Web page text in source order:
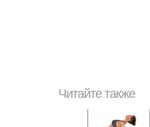
Читайте также